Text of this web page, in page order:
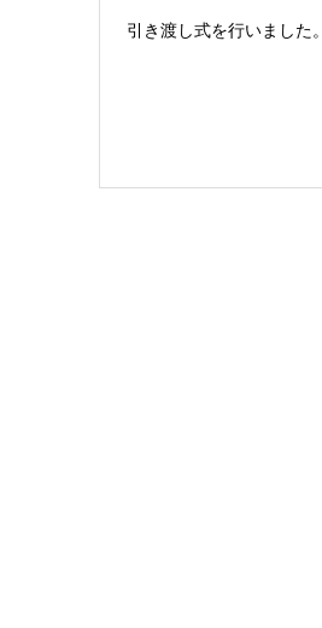
引き渡し式を行いました。